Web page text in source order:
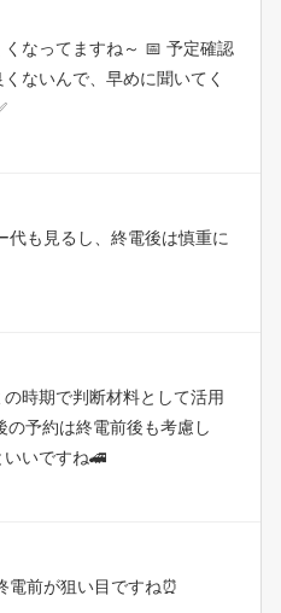
なってますね～ 📅 予定確認
ないんで、早めに聞いてく
代も見るし、終電後は慎重に
時期で判断材料として活用
の予約は終電前後も考慮し
いいですね🚄
電前が狙い目ですね⏰